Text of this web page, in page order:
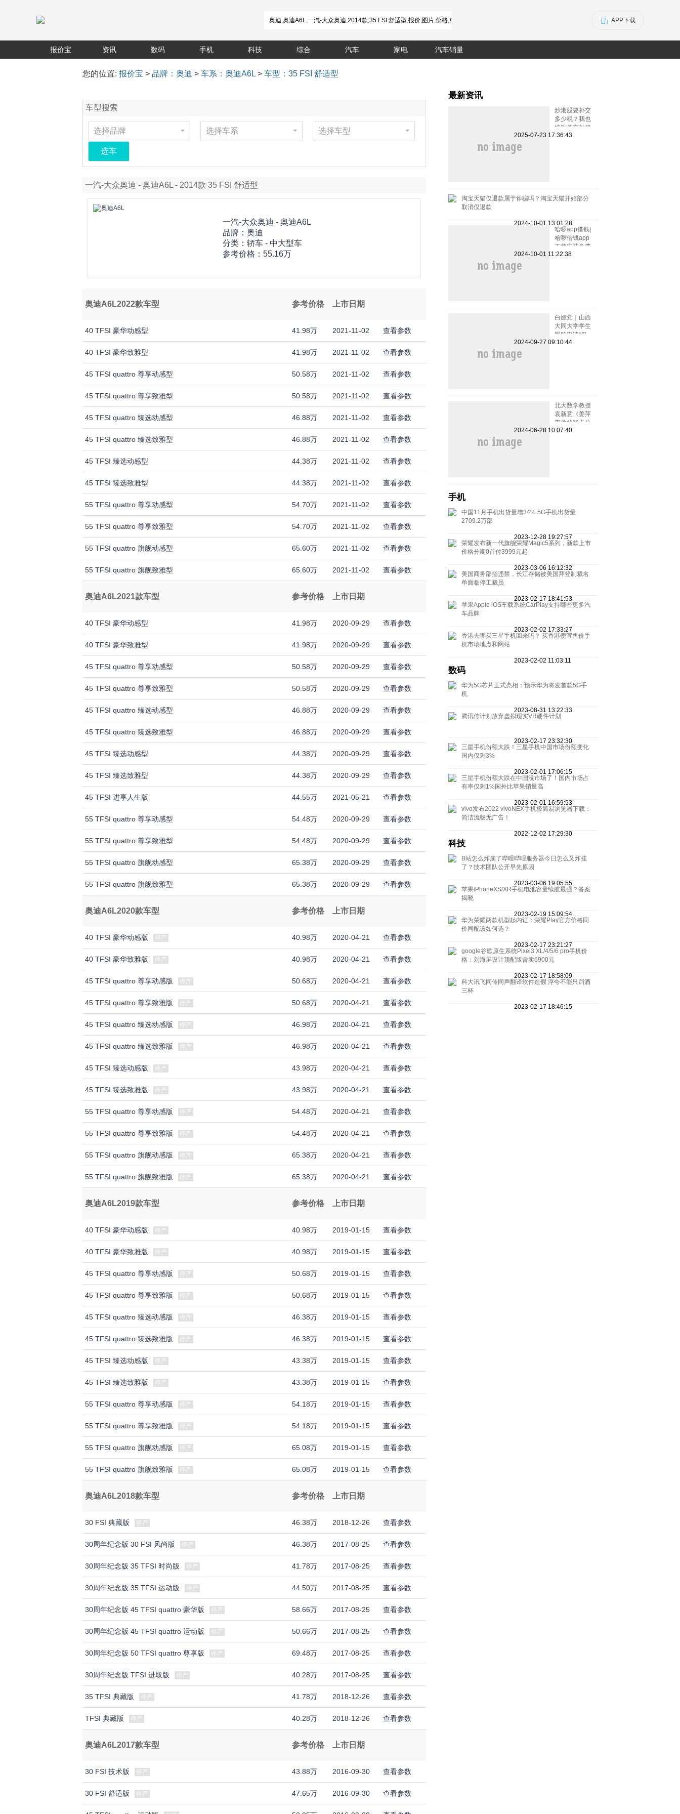
APP下载
报价宝 资讯 数码 手机 科技 综合 汽车 家电 汽车销量
您的位置:报价宝 >品牌：奥迪 >车系：奥迪A6L >车型：35 FSI 舒适型
车型搜索
选择品牌 选择车系 选择车型
选车
一汽-大众奥迪 - 奥迪A6L - 2014款 35 FSI 舒适型
一汽-大众奥迪 - 奥迪A6L
品牌： 奥迪
分类：轿车 - 中大型车
参考价格： 55.16万
奥迪A6L2022款车型 参考价格 上市日期
40 TFSI 豪华动感型 41.98万 2021-11-02 查看参数
40 TFSI 豪华致雅型 41.98万 2021-11-02 查看参数
45 TFSI quattro 尊享动感型 50.58万 2021-11-02 查看参数
45 TFSI quattro 尊享致雅型 50.58万 2021-11-02 查看参数
45 TFSI quattro 臻选动感型 46.88万 2021-11-02 查看参数
45 TFSI quattro 臻选致雅型 46.88万 2021-11-02 查看参数
45 TFSI 臻选动感型 44.38万 2021-11-02 查看参数
45 TFSI 臻选致雅型 44.38万 2021-11-02 查看参数
55 TFSI quattro 尊享动感型 54.70万 2021-11-02 查看参数
55 TFSI quattro 尊享致雅型 54.70万 2021-11-02 查看参数
55 TFSI quattro 旗舰动感型 65.60万 2021-11-02 查看参数
55 TFSI quattro 旗舰致雅型 65.60万 2021-11-02 查看参数
奥迪A6L2021款车型 参考价格 上市日期
40 TFSI 豪华动感型 41.98万 2020-09-29 查看参数
40 TFSI 豪华致雅型 41.98万 2020-09-29 查看参数
45 TFSI quattro 尊享动感型 50.58万 2020-09-29 查看参数
45 TFSI quattro 尊享致雅型 50.58万 2020-09-29 查看参数
45 TFSI quattro 臻选动感型 46.88万 2020-09-29 查看参数
45 TFSI quattro 臻选致雅型 46.88万 2020-09-29 查看参数
45 TFSI 臻选动感型 44.38万 2020-09-29 查看参数
45 TFSI 臻选致雅型 44.38万 2020-09-29 查看参数
45 TFSI 进享人生版 44.55万 2021-05-21 查看参数
55 TFSI quattro 尊享动感型 54.48万 2020-09-29 查看参数
55 TFSI quattro 尊享致雅型 54.48万 2020-09-29 查看参数
55 TFSI quattro 旗舰动感型 65.38万 2020-09-29 查看参数
55 TFSI quattro 旗舰致雅型 65.38万 2020-09-29 查看参数
奥迪A6L2020款车型 参考价格 上市日期
40 TFSI 豪华动感版 停产 40.98万 2020-04-21 查看参数
40 TFSI 豪华致雅版 停产 40.98万 2020-04-21 查看参数
45 TFSI quattro 尊享动感版 停产 50.68万 2020-04-21 查看参数
45 TFSI quattro 尊享致雅版 停产 50.68万 2020-04-21 查看参数
45 TFSI quattro 臻选动感版 停产 46.98万 2020-04-21 查看参数
45 TFSI quattro 臻选致雅版 停产 46.98万 2020-04-21 查看参数
45 TFSI 臻选动感版 停产 43.98万 2020-04-21 查看参数
45 TFSI 臻选致雅版 停产 43.98万 2020-04-21 查看参数
55 TFSI quattro 尊享动感版 停产 54.48万 2020-04-21 查看参数
55 TFSI quattro 尊享致雅版 停产 54.48万 2020-04-21 查看参数
55 TFSI quattro 旗舰动感版 停产 65.38万 2020-04-21 查看参数
55 TFSI quattro 旗舰致雅版 停产 65.38万 2020-04-21 查看参数
奥迪A6L2019款车型 参考价格 上市日期
40 TFSI 豪华动感版 停产 40.98万 2019-01-15 查看参数
40 TFSI 豪华致雅版 停产 40.98万 2019-01-15 查看参数
45 TFSI quattro 尊享动感版 停产 50.68万 2019-01-15 查看参数
45 TFSI quattro 尊享致雅版 停产 50.68万 2019-01-15 查看参数
45 TFSI quattro 臻选动感版 停产 46.38万 2019-01-15 查看参数
45 TFSI quattro 臻选致雅版 停产 46.38万 2019-01-15 查看参数
45 TFSI 臻选动感版 停产 43.38万 2019-01-15 查看参数
45 TFSI 臻选致雅版 停产 43.38万 2019-01-15 查看参数
55 TFSI quattro 尊享动感版 停产 54.18万 2019-01-15 查看参数
55 TFSI quattro 尊享致雅版 停产 54.18万 2019-01-15 查看参数
55 TFSI quattro 旗舰动感版 停产 65.08万 2019-01-15 查看参数
55 TFSI quattro 旗舰致雅版 停产 65.08万 2019-01-15 查看参数
奥迪A6L2018款车型 参考价格 上市日期
30 FSI 典藏版 停产 46.38万 2018-12-26 查看参数
30周年纪念版 30 FSI 风尚版 停产 46.38万 2017-08-25 查看参数
30周年纪念版 35 TFSI 时尚版 停产 41.78万 2017-08-25 查看参数
30周年纪念版 35 TFSI 运动版 停产 44.50万 2017-08-25 查看参数
30周年纪念版 45 TFSI quattro 豪华版 停产 58.66万 2017-08-25 查看参数
30周年纪念版 45 TFSI quattro 运动版 停产 50.66万 2017-08-25 查看参数
30周年纪念版 50 TFSI quattro 尊享版 停产 69.48万 2017-08-25 查看参数
30周年纪念版 TFSI 进取版 停产 40.28万 2017-08-25 查看参数
35 TFSI 典藏版 停产 41.78万 2018-12-26 查看参数
TFSI 典藏版 停产 40.28万 2018-12-26 查看参数
奥迪A6L2017款车型 参考价格 上市日期
30 FSI 技术版 停产 43.88万 2016-09-30 查看参数
30 FSI 舒适版 停产 47.65万 2016-09-30 查看参数
最新资讯
炒港股要补交
多少税？我也
接到催交补税
特别行动的电
2025-07-23 17:36:43
淘宝天猫仅退款属于诈骗吗？淘宝天猫开始部分
取消仅退款
2024-10-01 13:01:28
哈啰app借钱|
哈啰借钱app
下载安装免费
小小上当和电
2024-10-01 11:22:38
白嫖党｜山西
大同大学学生
网购申请“仅
退款”被拒骂
2024-09-27 09:10:44
北大数学教授
袁新意《姜萍
事件的疑点分
析》点评姜萍
2024-06-28 10:07:40
手机
中国11月手机出货量增34% 5G手机出货量
2709.2万部
2023-12-28 19:27:57
荣耀发布新一代旗舰荣耀Magic5系列，新款上市
价格分期0首付3999元起
2023-03-06 16:12:32
美国商务部指违禁，长江存储被美国拜登制裁名
单面临停工裁员
2023-02-17 18:41:53
苹果Apple iOS车载系统CarPlay支持哪些更多汽
车品牌
2023-02-02 17:33:27
香港去哪买三星手机回来吗？ 买香港便宜售价手
机市场地点和网站
2023-02-02 11:03:11
数码
华为5G芯片正式亮相：预示华为将发首款5G手
机
2023-08-31 13:22:33
腾讯传计划放弃虚拟现实VR硬件计划
2023-02-17 23:32:30
三星手机份额大跌！三星手机中国市场份额变化
国内仅剩3%
2023-02-01 17:06:15
三星手机份额大跌在中国没市场了！国内市场占
有率仅剩1%国外比苹果销量高
2023-02-01 16:59:53
vivo发布2022 vivoNEX手机极简易浏览器下载：
简洁流畅无广告！
2022-12-02 17:29:30
科技
B站怎么炸崩了哔哩哔哩服务器今日怎么又炸挂
了？技术团队公开早先原因
2023-03-06 19:05:55
苹果iPhoneXS/XR手机电池容量续航最强？答案
揭晓
2023-02-19 15:09:54
华为荣耀两款机型起内讧：荣耀Play官方价格同
价同配该如何选？
2023-02-17 23:21:27
google谷歌原生系统Pixel3 XL/4/5/6 pro手机价
格：刘海屏设计顶配版曾卖6900元
2023-02-17 18:58:09
科大讯飞同传同声翻译软件造假 浮夸不能只罚酒
三杯
2023-02-17 18:46:15